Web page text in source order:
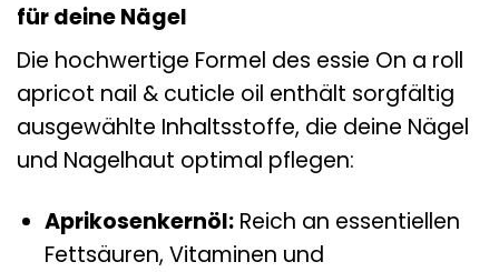
für deine Nägel
Die hochwertige Formel des essie On a roll
apricot nail & cuticle oil enthält sorgfältig
ausgewählte Inhaltsstoffe, die deine Nägel
und Nagelhaut optimal pflegen:
Aprikosenkernöl:Reich an essentiellen
Fettsäuren, Vitaminen und